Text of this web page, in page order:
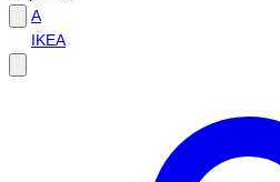
A
IKEA